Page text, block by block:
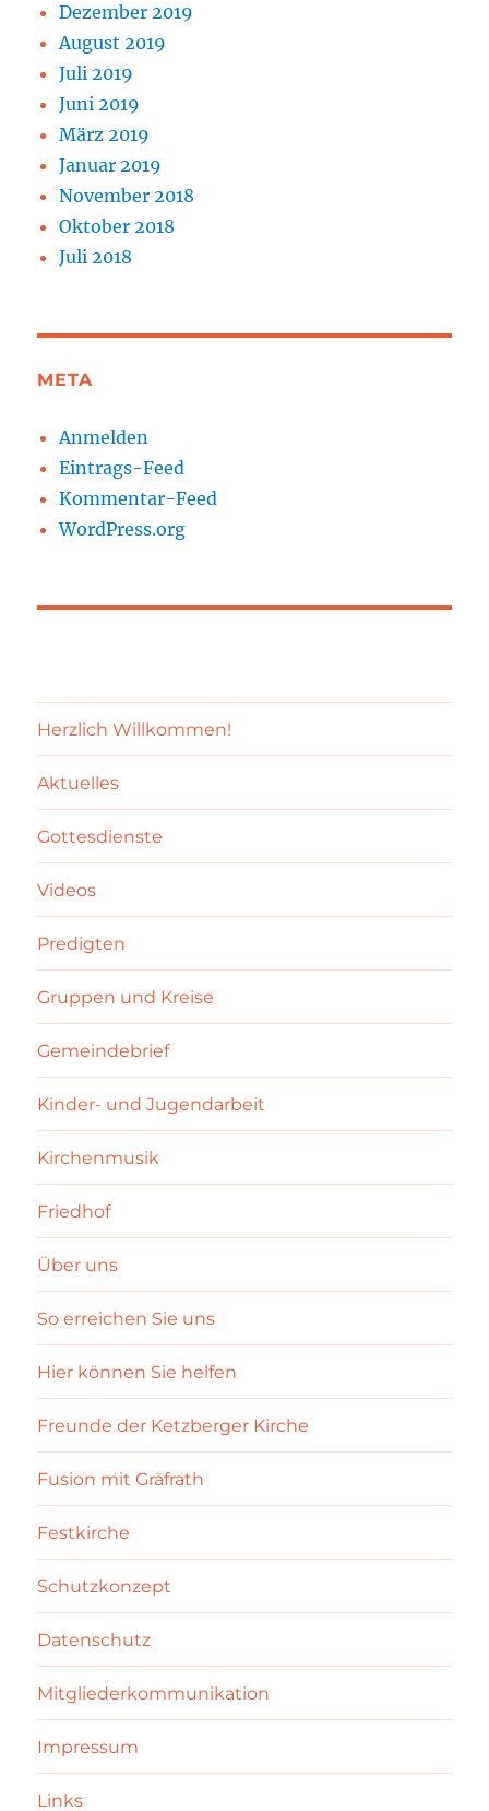
Dezember 2019
August 2019
Juli 2019
Juni 2019
März 2019
Januar 2019
November 2018
Oktober 2018
Juli 2018
META
Anmelden
Eintrags-Feed
Kommentar-Feed
WordPress.org
Herzlich Willkommen!
Aktuelles
Gottesdienste
Videos
Predigten
Gruppen und Kreise
Gemeindebrief
Kinder- und Jugendarbeit
Kirchenmusik
Friedhof
Über uns
So erreichen Sie uns
Hier können Sie helfen
Freunde der Ketzberger Kirche
Fusion mit Gräfrath
Festkirche
Schutzkonzept
Datenschutz
Mitgliederkommunikation
Impressum
Links